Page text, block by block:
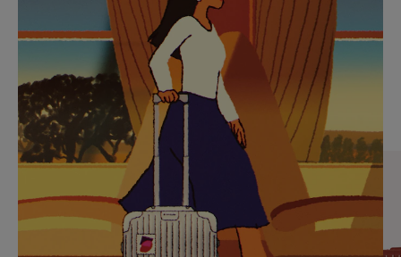
NIET
GEPAUZEERD,
DRUK
OP
OM
TE
PAUZEREN
VAN
DE
VIDEO
IS
UITGESCHAKELD.
DRUK
HIER
OM
SELECTIE VAN GESCHENKEN
Ontdek de perfecte metgezel
voor elke reis